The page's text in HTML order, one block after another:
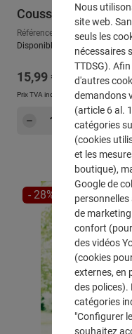
Coussin décoratif
Référence : 610066
Disponible, délai de livraison :
Prix régulier :
15,99 €
Prix TVA incluse, en sus Frais
Quantité de
RÉDUCTION
- 28%
Nous
site web.
seuls les
nécessaires
TTDSG).
d'autres
demandons
(article 6 al.
catégories
(cookies
et les
boutique),
Google de
personnelles
de
confort
des vidéos
(cookies
externes, en
des polices).
catégories
"Configurer
souhaitez